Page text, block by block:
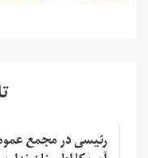
رئیسی در مجمع